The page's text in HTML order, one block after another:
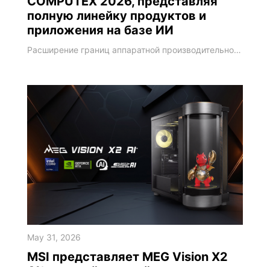
полную линейку продуктов и
приложения на базе ИИ
Расширение границ аппаратной производительности и новаторство в локальных ИИ-баз непосредственно на устройстве Компания MSI, мировой лидер в сфере высокопроизводительных вычислений и ИИ-ПК решений, представила дорожную карту технологий следующего поколения на выставке COMPUTEX 2026. В ознаменование 40-летнего юбилея MSI углубила интеграцию программного и аппаратного обеспечения, использовав четыре десятилетия инженерной экспертизы для обнов
May 31, 2026
MSI представляет MEG Vision X2